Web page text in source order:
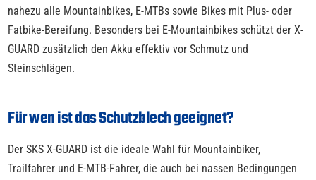
nahezu alle Mountainbikes, E-MTBs sowie Bikes mit Plus- oder
Fatbike-Bereifung. Besonders bei E-Mountainbikes schützt der X-
GUARD zusätzlich den Akku effektiv vor Schmutz und
Steinschlägen.
Für wen ist das Schutzblech geeignet?
Der SKS X-GUARD ist die ideale Wahl für Mountainbiker,
Trailfahrer und E-MTB-Fahrer, die auch bei nassen Bedingungen